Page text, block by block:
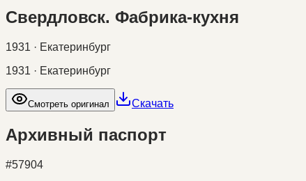
Свердловск. Фабрика-кухня
1931 · Екатеринбург
1931 · Екатеринбург
Смотреть оригинал Скачать
Архивный паспорт
#57904